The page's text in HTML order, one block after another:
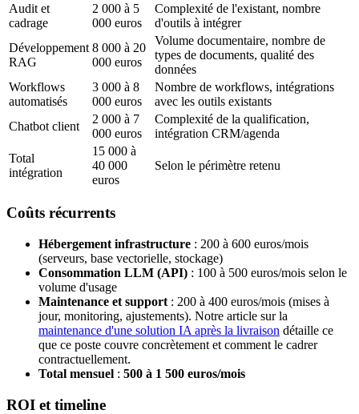
Audit et
cadrage
2 000 à 5
000 euros
Complexité de l'existant, nombre
d'outils à intégrer
Développement
RAG
8 000 à 20
000 euros
Volume documentaire, nombre de
types de documents, qualité des
données
Workflows
automatisés
3 000 à 8
000 euros
Nombre de workflows, intégrations
avec les outils existants
Chatbot client
2 000 à 7
000 euros
Complexité de la qualification,
intégration CRM/agenda
Total
intégration
15 000 à
40 000
euros
Selon le périmètre retenu
Coûts récurrents
Hébergement infrastructure : 200 à 600 euros/mois
(serveurs, base vectorielle, stockage)
Consommation LLM (API) : 100 à 500 euros/mois selon le
volume d'usage
Maintenance et support : 200 à 400 euros/mois (mises à
jour, monitoring, ajustements). Notre article sur la
maintenance d'une solution IA après la livraison détaille ce
que ce poste couvre concrètement et comment le cadrer
contractuellement.
Total mensuel : 500 à 1 500 euros/mois
ROI et timeline